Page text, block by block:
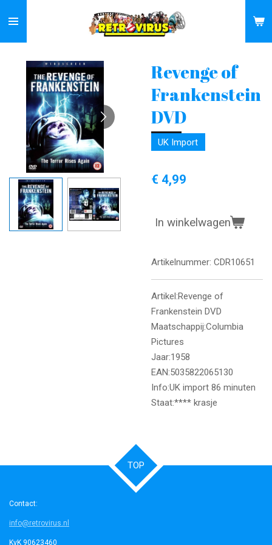
direct
naar
hoofdinhoud
Revenge of
Frankenstein
DVD
UK Import
€ 4,99
In winkelwagen
Artikelnummer: CDR10651
Artikel:Revenge of
Frankenstein DVD
Maatschappij:Columbia
Pictures
Jaar:1958
EAN:5035822065130
Info:UK import 86 minuten
Staat:**** krasje
TOP
Contact:
info@retrovirus.nl
KvK 90623460